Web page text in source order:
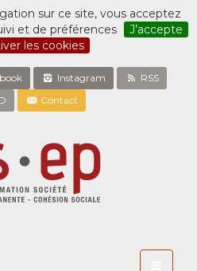
sur ce site, vous acceptez
et de préférences
J’accepte
les cookies
Instagram
RSS
Contact